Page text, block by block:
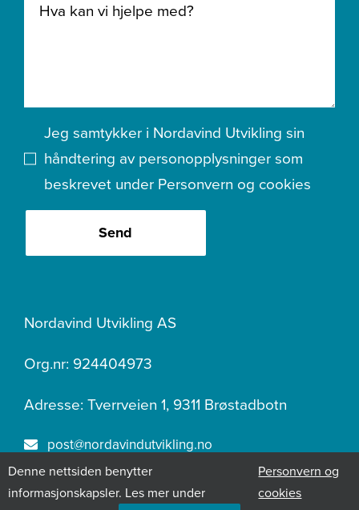
Jeg samtykker i Nordavind Utvikling sin
håndtering av personopplysninger som
beskrevet under Personvern og cookies
Send
Nordavind Utvikling AS
Org.nr: 924404973
Adresse: Tverrveien 1, 9311 Brøstadbotn
post@nordavindutvikling.no
400 07 219
Denne nettsiden benytter
informasjonskapsler. Les mer under
Personvern og
cookies